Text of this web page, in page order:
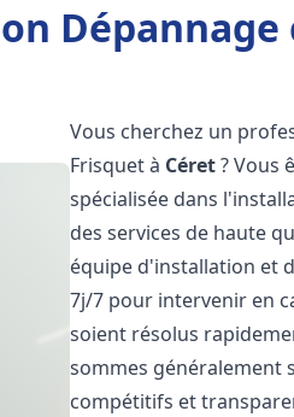
Vous cherchez un
Frisquet à Céret? Vous
spécialisée dans
des services de haute
équipe d'installation et
7j/7 pour intervenir en
soient résolus
sommes généralement
compétitifs et